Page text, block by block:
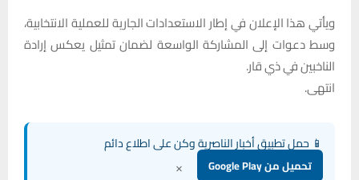
ويأتي هذا الإعلان في إطار الاستعدادات الجارية للعملية الانتخابية،
وسط دعوات إلى المشاركة الواسعة لضمان تمثيل يعكس إرادة
الناخبين في ذي قار.
انتهى.
📱 حمل تطبيق أخبار الناصرية وكن على اطلاع دائم
تحميل من Google Play ×